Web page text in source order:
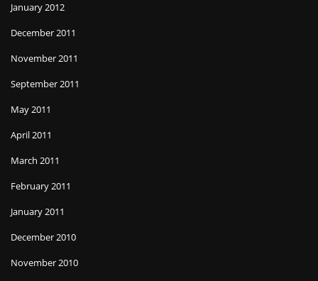
January 2012
December 2011
November 2011
September 2011
May 2011
April 2011
March 2011
February 2011
January 2011
December 2010
November 2010